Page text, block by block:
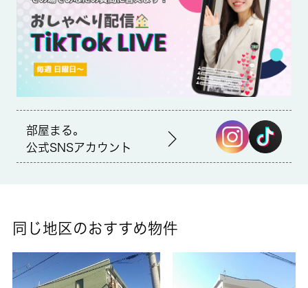
こちらの物件はマンションです。 城南コミュニティのホームペ
ージから住まいを探してみませんか。わたしたちが快適な住まい
探しをお手伝い致します。※退去時に解約事務手数料12,000円＋
税がかかります。
部屋まる。
公式SNSアカウント
同じ地区のおすすめ物件